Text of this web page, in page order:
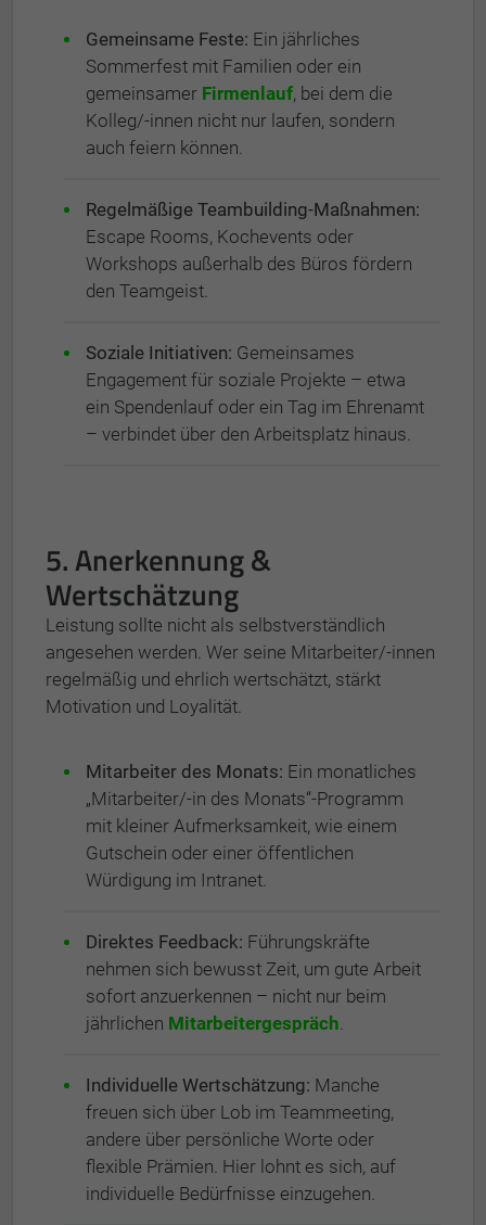
Gemeinsame Feste: Ein jährliches
Sommerfest mit Familien oder ein
gemeinsamer Firmenlauf, bei dem die
Kolleg/-innen nicht nur laufen, sondern
auch feiern können.
Regelmäßige Teambuilding-Maßnahmen:
Escape Rooms, Kochevents oder
Workshops außerhalb des Büros fördern
den Teamgeist.
Soziale Initiativen: Gemeinsames
Engagement für soziale Projekte – etwa
ein Spendenlauf oder ein Tag im Ehrenamt
– verbindet über den Arbeitsplatz hinaus.
5. Anerkennung &
Wertschätzung
Leistung sollte nicht als selbstverständlich
angesehen werden. Wer seine Mitarbeiter/-innen
regelmäßig und ehrlich wertschätzt, stärkt
Motivation und Loyalität.
Mitarbeiter des Monats: Ein monatliches
„Mitarbeiter/-in des Monats“-Programm
mit kleiner Aufmerksamkeit, wie einem
Gutschein oder einer öffentlichen
Würdigung im Intranet.
Direktes Feedback: Führungskräfte
nehmen sich bewusst Zeit, um gute Arbeit
sofort anzuerkennen – nicht nur beim
jährlichen Mitarbeitergespräch
Individuelle Wertschätzung: Manche
freuen sich über Lob im Teammeeting,
andere über persönliche Worte oder
flexible Prämien. Hier lohnt es sich, auf
individuelle Bedürfnisse einzugehen.